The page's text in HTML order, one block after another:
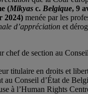
(Mikyas c. Belgique, 9
2024) menée par les
d’appréciation et
chef de section au
titulaire en droits et
au Conseil d’État de
à l’Human Rights